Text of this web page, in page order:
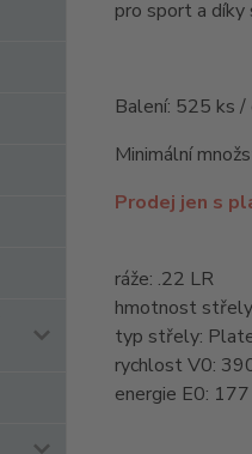
pro sport a díky
Balení: 525 ks
Minimální
Prodej jen s
ráže: .22 LR
hmotnost
typ střely:
rychlost V0:
energie E0: 177